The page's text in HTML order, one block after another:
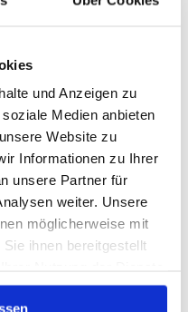
und Anzeigen zu
Medien anbieten
Website zu
Informationen zu Ihrer
unsere Partner für
weiter. Unsere
möglicherweise mit
ihnen bereitgestellt